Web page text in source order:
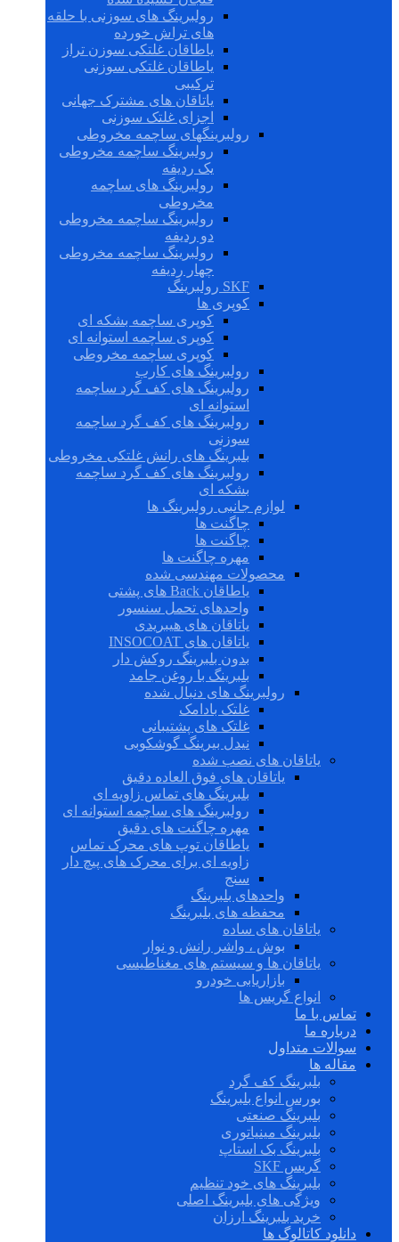
رولبرینگ های سوزنی با حلقه
های تراش خورده
یاطاقان غلتکی سوزن تراز
یاطاقان غلتکی سوزنی
ترکیبی
یاتاقان های مشترک جهانی
اجزای غلتک سوزنی
رولبرینگهای ساچمه مخروطی
رولبرینگ ساچمه مخروطی
یک ردیفه
رولبرینگ های ساچمه
مخروطی
رولبرینگ ساچمه مخروطی
دو ردیفه
رولبرینگ ساچمه مخروطی
چهار ردیفه
SKF رولبرینگ
کوپری ها
کوپری ساچمه بشکه ای
کوپری ساچمه استوانه ای
کوپری ساچمه مخروطی
رولبرینگ های کارب
رولبرینگ های کف گرد ساچمه
استوانه ای
رولبرینگ های کف گرد ساچمه
سوزنی
بلبرینگ های رانش غلتکی مخروطی
رولبرینگ های کف گرد ساچمه
بشکه ای
لوازم جانبی رولبرینگ ها
چاگنت ها
چاگنت ها
مهره چاگنت ها
محصولات مهندسی شده
یاطاقان Back های پشتی
واحدهای تحمل سنسور
یاتاقان های هیبریدی
یاتاقان های INSOCOAT
بدون بلبرینگ روکش دار
بلبرینگ با روغن جامد
رولبرینگ های دنبال شده
غلتک بادامک
غلتک های پشتیبانی
نیدل بیرینگ گوشکوبی
یاتاقان های نصب شده
یاتاقان های فوق العاده دقیق
بلبرینگ های تماس زاویه ای
رولبرینگ های ساچمه استوانه ای
مهره چاگنت های دقیق
یاطاقان توپ های محرک تماس
زاویه ای برای محرک های پیچ دار
سنج
واحدهای بلبرینگ
محفظه های بلبرینگ
یاتاقان های ساده
بوش ، واشر رانش و نوار
یاتاقان ها و سیستم های مغناطیسی
بازاریابی خودرو
انواع گریس ها
تماس با ما
درباره ما
سوالات متداول
مقاله ها
بلبرینگ کف گرد
بورس انواع بلبرینگ
بلبرینگ صنعتی
بلبرینگ مینیاتوری
بلبرینگ بک استاپ
گریس SKF
بلبرینگ های خود تنظیم
ویژگی های بلبرینگ اصلی
خرید بلبرینگ ارزان
دانلود کاتالوگ ها